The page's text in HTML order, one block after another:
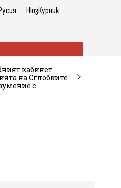
НюзКурник
кабинет
на Сглобките
с